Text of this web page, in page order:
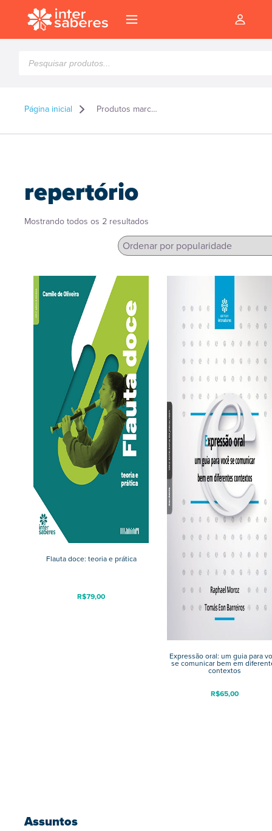
produtos
Página inicial Produtos marcados como “repertório”
Assuntos
repertório
Mostrando todos os 2 resultados
popularidade
Flauta doce: teoria e prática
R$79,00
Expressão oral: um guia para
se comunicar bem em
contextos
R$65,00